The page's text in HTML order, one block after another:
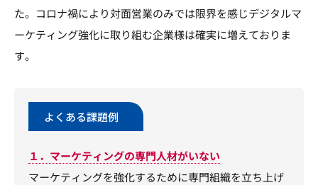
た。コロナ禍により対面営業のみでは限界を感じデジタルマ
ーケティング強化に取り組む企業様は確実に増えておりま
す。
よくある課題例
１．マーケティングの専門人材がいない
マーケティングを強化するために専門組織を立ち上げ